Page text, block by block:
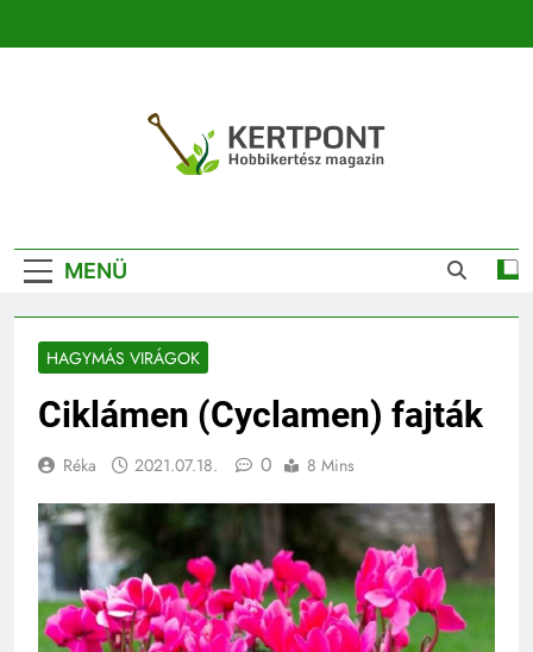
Kertészeti
Magazin |
Növénykereső És
Növényhatározó
MENÜ
HAGYMÁS VIRÁGOK
Ciklámen (Cyclamen) fajták
Réka 2021.07.18. 0 8 Mins